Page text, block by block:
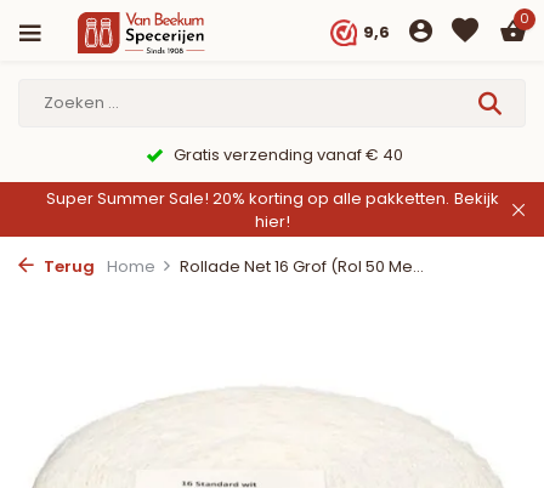
9,6
0
9,6/10 Webwinkelkeur ✔
Super Summer Sale! 20% korting op alle pakketten. Bekijk
hier!
Terug
Home Rollade Net 16 Grof (Rol 50 Me...